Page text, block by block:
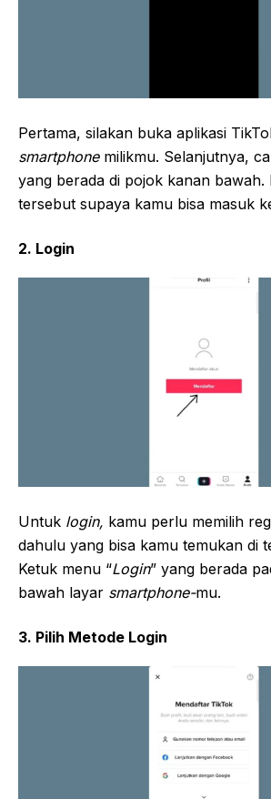
Pertama, silakan buka aplikasi
smartphone milikmu. Selanjutnya,
yang berada di pojok kanan bawah.
tersebut supaya kamu bisa masuk
2. Login
Untuk login, kamu perlu memilih
dahulu yang bisa kamu temukan di
Ketuk menu “Login” yang berada
bawah layar smartphone-mu.
3. Pilih Metode Login